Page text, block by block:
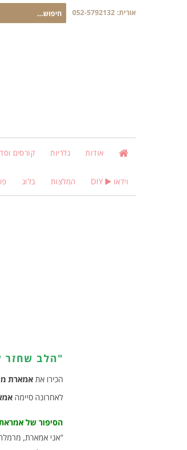
אורית: 052-5792132
עבור:
אודות גלריות קורסים
וידאו המלצות בלוג
"הלב שחזר
הכירו אתאמארת
לאחרונה סיימה
הסיפור של
"אני אמארת,